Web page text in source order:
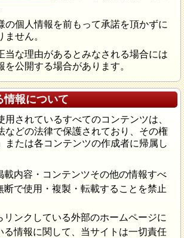
の個人情報を前もって承諾を頂かずに
ません。
当な理由があるとみなされる場合には
を公開する場合があります。
情報について
用されているすべてのコンテンツは、
などの法律で保護されており、その権
または各コンテンツの作成者に帰属し
載内容・コンテンツその他の情報すべ
断で使用・複製・転載することを禁止
リンクしている外部のホームページに
る情報に関して、当サイトは一切責任